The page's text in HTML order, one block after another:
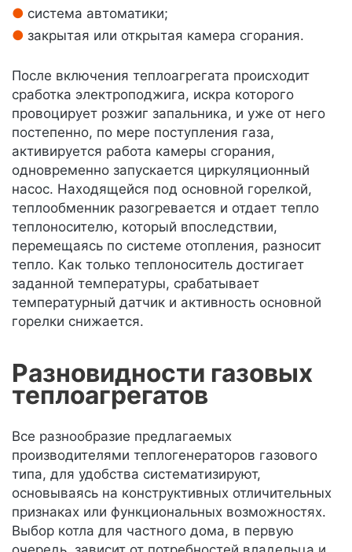
система автоматики;
закрытая или открытая камера сгорания.
После включения теплоагрегата происходит
сработка электроподжига, искра которого
провоцирует розжиг запальника, и уже от него
постепенно, по мере поступления газа,
активируется работа камеры сгорания,
одновременно запускается циркуляционный
насос. Находящейся под основной горелкой,
теплообменник разогревается и отдает тепло
теплоносителю, который впоследствии,
перемещаясь по системе отопления, разносит
тепло. Как только теплоноситель достигает
заданной температуры, срабатывает
температурный датчик и активность основной
горелки снижается.
Разновидности газовых
теплоагрегатов
Все разнообразие предлагаемых
производителями теплогенераторов газового
типа, для удобства систематизируют,
основываясь на конструктивных отличительных
признаках или функциональных возможностях.
Выбор котла для частного дома, в первую